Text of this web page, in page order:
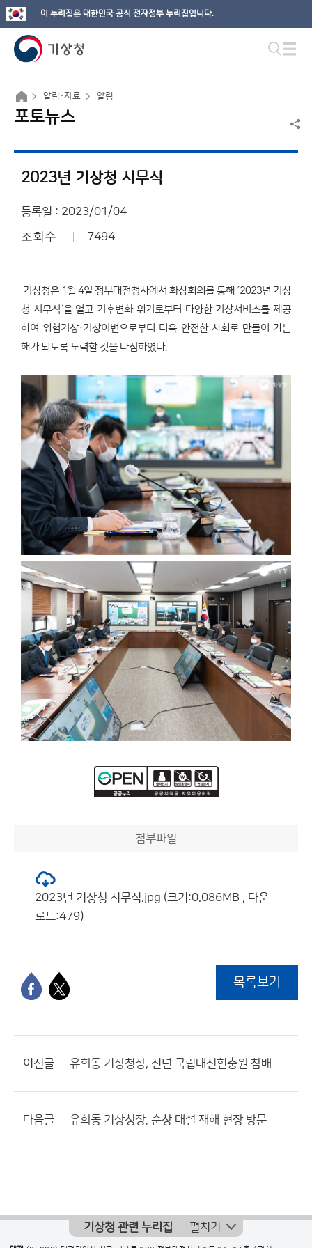
이 누리집은 대한민국 공식 전자정부 누리집입니다.
알림·자료 알림
포토뉴스
2023년 기상청 시무식
등록일 : 2023/01/04
조회수 7494
기상청은 1월 4일 정부대전청사에서 화상회의를 통해 ´2023년 기상
청 시무식´을 열고 기후변화 위기로부터 다양한 기상서비스를 제공
하여 위험기상·기상이변으로부터 더욱 안전한 사회로 만들어 가는
해가 되도록 노력할 것을 다짐하였다.
첨부파일
2023년 기상청 시무식.jpg (크기:0.086MB , 다운
로드:479)
목록보기
이전글 유희동 기상청장, 신년 국립대전현충원 참배
다음글 유희동 기상청장, 순창 대설 재해 현장 방문
기상청 관련 누리집 펼치기